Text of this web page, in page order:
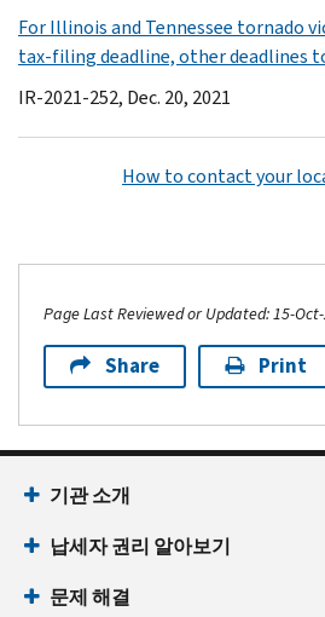
For Illinois and Tennessee tornado
tax-filing deadline, other deadlines
IR-2021-252, Dec. 20, 2021
How to contact your
Page Last Reviewed or Updated: 15-
Share Print
기관 소개
납세자 권리 알아보기
문제 해결